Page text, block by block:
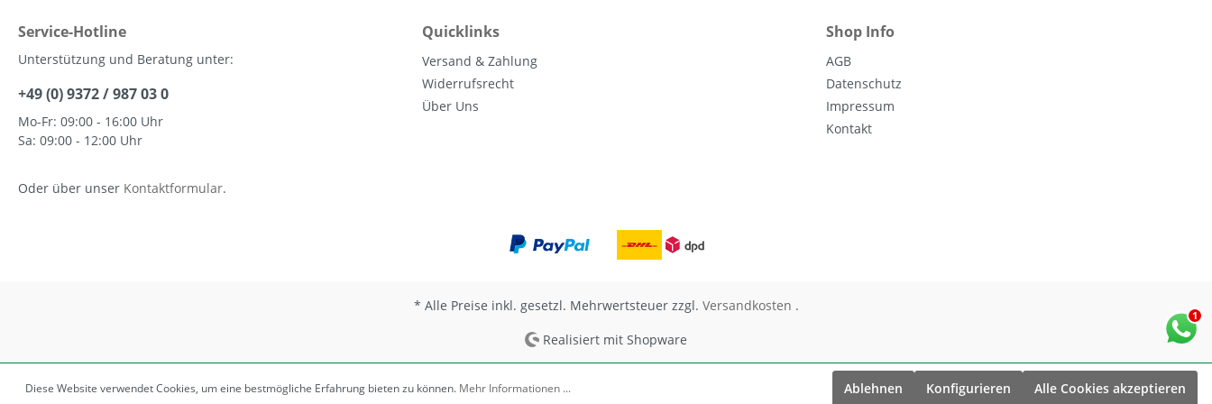
Service-Hotline
Unterstützung und Beratung unter:
+49 (0) 9372 / 987 03 0
Mo-Fr: 09:00 - 16:00 Uhr
Sa: 09:00 - 12:00 Uhr
Oder über unser Kontaktformular.
Quicklinks
Versand & Zahlung
Widerrufsrecht
Über Uns
Shop Info
AGB
Datenschutz
Impressum
Kontakt
* Alle Preise inkl. gesetzl. Mehrwertsteuer zzgl. Versandkosten .
Realisiert mit Shopware
Diese Website verwendet Cookies, um eine bestmögliche Erfahrung bieten zu können. Mehr Informationen ... Ablehnen Konfigurieren Alle Cookies akzeptieren